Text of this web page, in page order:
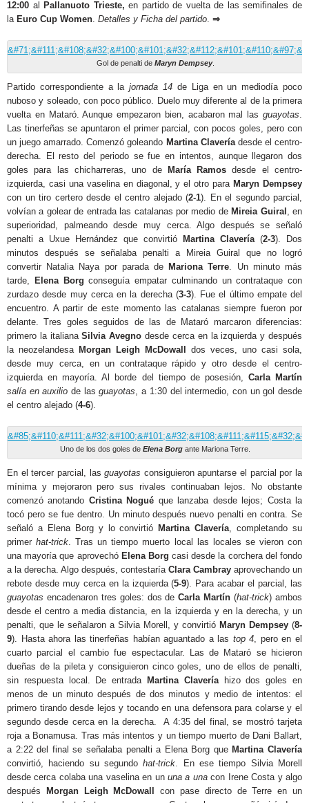
12:00 al Pallanuoto Trieste, en partido de vuelta de las semifinales de
la Euro Cup Women. Detalles y Ficha del partido. ⇒
Gol de penalti de Maryn Dempsey.
Partido correspondiente a lajornada 14 de Liga en un mediodía poco
nuboso y soleado, con poco público. Duelo muy diferente al de la primera
vuelta en Mataró. Aunque empezaron bien, acabaron mal las guayotas.
Las tinerfeñas se apuntaron el primer parcial, con pocos goles, pero con
un juego amarrado. Comenzó goleando Martina Claveríadesde el centro-
derecha. El resto del periodo se fue en intentos, aunque llegaron dos
goles para las chicharreras, uno de
María Ramos desde el centro-
izquierda, casi una vaselina en diagonal, y el otro para Maryn Dempsey
con un tiro certero desde el centro alejado (2-1). En el segundo parcial,
volvían a golear de entrada las catalanas por medio de Mireia Guiral , en
superioridad, palmeando desde muy cerca. Algo después se señaló
penalti a Uxue Hernández que convirtió
Martina Clavería(2-3). Dos
minutos después se señalaba penalti a Mireia Guiral que no logró
convertir Natalia Naya por parada de Mariona Terre. Un minuto más
tarde,
Elena Borg conseguía empatar culminando un contrataque con
zurdazo desde muy cerca en la derecha (3-3). Fue el último empate del
encuentro. A partir de este momento las catalanas siempre fueron por
delante. Tres goles seguidos de las de Mataró marcaron diferencias:
primero la italianaSilvia Avegno desde cerca en la izquierda y después
la neozelandesa Morgan Leigh McDowall
dos veces, uno casi sola,
desde muy cerca, en un contrataque rápido y otro desde el centro-
izquierda en mayoría. Al borde del tiempo de posesión, Carla Martín
salía en auxilio de lasguayotas, a 1:30 del intermedio, con un gol desde
el centro alejado (4-6).
Uno de los dos goles de Elena Borg ante Mariona Terre.
En el tercer parcial, lasguayotas consiguieron apuntarse el parcial por la
mínima y mejoraron pero sus rivales continuaban lejos. No obstante
comenzó anotando Cristina Nogué que lanzaba desde lejos; Costa la
tocó pero se fue dentro. Un minuto después nuevo penalti en contra. Se
señaló a Elena Borg y lo convirtió Martina Clavería, completando su
primerhat-trick. Tras un tiempo muerto local las locales se vieron con
una mayoría que aprovechó Elena Borg casi desde la corchera del fondo
a la derecha. Algo después, contestaría Clara Cambray aprovechando un
rebote desde muy cerca en la izquierda (5-9). Para acabar el parcial, las
guayotas encadenaron tres goles: dos deCarla Martín (hat-trick) ambos
desde el centro a media distancia, en la izquierda y en la derecha, y un
penalti, que le señalaron a Silvia Morell, y convirtió Maryn Dempsey (8-
9). Hasta ahora las tinerfeñas habían aguantado a las top 4, pero en el
cuarto parcial el cambio fue espectacular. Las de Mataró se hicieron
dueñas de la pileta y consiguieron cinco goles, uno de ellos de penalti,
sin respuesta local. De entrada Martina Claveríahizo dos goles en
menos de un minuto después de dos minutos y medio de intentos: el
primero tirando desde lejos y tocando en una defensora para colarse y el
segundo desde cerca en la derecha. A 4:35 del final, se mostró tarjeta
roja a Bonamusa. Tras más intentos y un tiempo muerto de Dani Ballart,
a 2:22 del final se señalaba penalti a Elena Borg que Martina Clavería
convirtió, haciendo su segundohat-trick. En ese tiempo Silvia Morell
desde cerca colaba una vaselina en un una a unacon Irene Costa y algo
después
Morgan Leigh McDowall
con pase directo de Terre en un